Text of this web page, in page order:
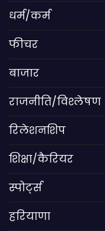
धर्म/कर्म
फीचर
बाजार
राजनीति/विश्लेषण
रिलेशनशिप
शिक्षा/कैरियर
स्पोर्ट्स
हरियाणा